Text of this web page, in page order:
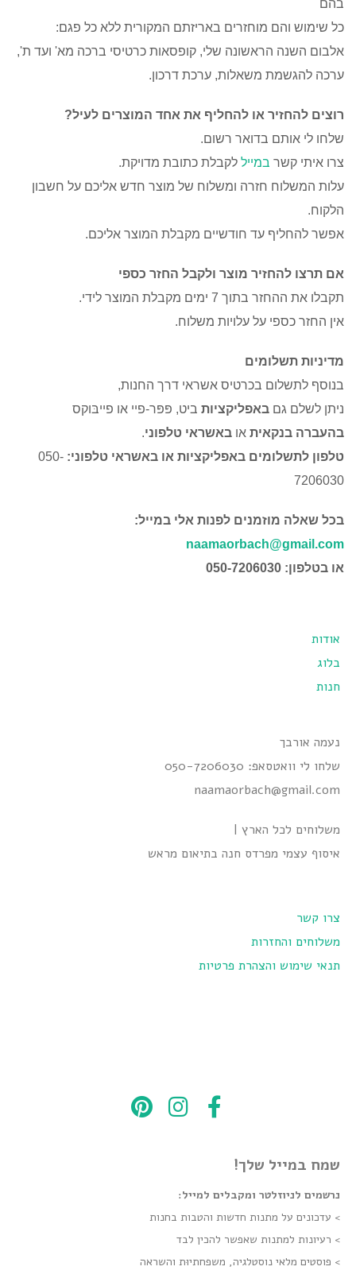
בהם
כל שימוש והם מוחזרים באריזתם המקורית ללא כל פגם:
אלבום השנה הראשונה שלי, קופסאות כרטיסי ברכה מא' ועד ת',
ערכה להגשמת משאלות, ערכת דרכון.
רוצים להחזיר או להחליף את אחד המוצרים לעיל?
שלחו לי אותם בדואר רשום.
צרו איתי קשר במייל לקבלת כתובת מדויקת.
עלות המשלוח חזרה ומשלוח של מוצר חדש אליכם על חשבון
הלקוח.
אפשר להחליף עד חודשיים מקבלת המוצר אליכם.
אם תרצו להחזיר מוצר ולקבל החזר כספי
תקבלו את ההחזר בתוך 7 ימים מקבלת המוצר לידי.
אין החזר כספי על עלויות משלוח.
מדיניות תשלומים
בנוסף לתשלום בכרטיס אשראי דרך החנות,
ניתן לשלם גם באפליקציות ביט, פּפּר-פיי או פייבּוקס
בהעברה בנקאית או באשראי טלפוני.
טלפון לתשלומים באפליקציות או באשראי טלפוני: 050-
7206030
בכל שאלה מוזמנים לפנות אלי במייל:
naamaorbach@gmail.com
או בטלפון: 050-7206030
אודות
בלוג
חנות
נעמה אורבך
שלחו לי וואטסאפ: 050-7206030
naamaorbach@gmail.com
משלוחים לכל הארץ |
איסוף עצמי מפרדס חנה בתיאום מראש
צרו קשר
משלוחים והחזרות
תנאי שימוש והצהרת פרטיות
שמח במייל שלך!
נרשמים לניוזלטר ומקבלים למייל:
> עדכונים על מתנות חדשות והטבות בחנות
> רעיונות למתנות שאפשר להכין לבד
> פוסטים מלאי נוסטלגיה, משפחתיוּת והשראה